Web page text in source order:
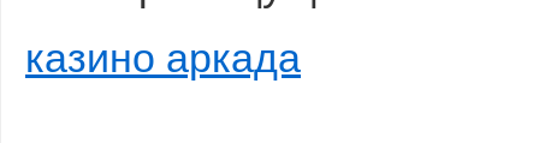
казино аркада